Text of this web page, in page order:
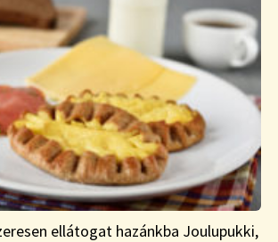
ellátogat hazánkba Joulupukki,